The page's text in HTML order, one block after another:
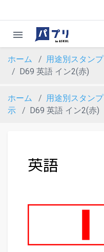
menu
ホーム 用途別スタンプ
D69 英語 イン2(赤)
ホーム 用途別スタンプ
示
D69 英語 イン2(赤)